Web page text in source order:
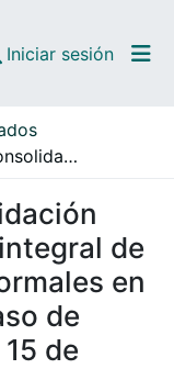
Iniciar sesión
Estrategias de consolidación para el mejoramiento integral de los asentamientos informales en las zonas de ronda: caso de estudio asentamiento 15 de Mayo
de
en
de
de